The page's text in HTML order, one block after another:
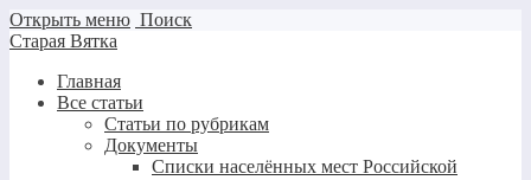
Открыть меню Поиск
Старая Вятка
Главная
Все статьи
Статьи по рубрикам
Документы
Списки населённых мест Российской